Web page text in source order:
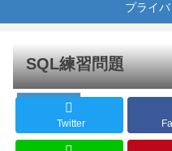
プライ
SQL練習問題
プログラミング
Twitter